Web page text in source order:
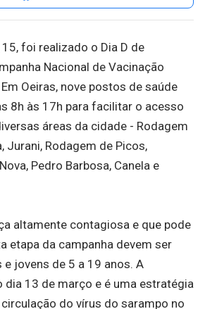
foi realizado o Dia D de
Nacional de Vacinação
Oeiras, nove postos de saúde
8h às 17h para facilitar o acesso
áreas da cidade - Rodagem
Jurani, Rodagem de Picos,
Pedro Barbosa, Canela e
altamente contagiosa e que pode
etapa da campanha devem ser
jovens de 5 a 19 anos. A
dia 13 de março e é uma estratégia
do vírus do sarampo no